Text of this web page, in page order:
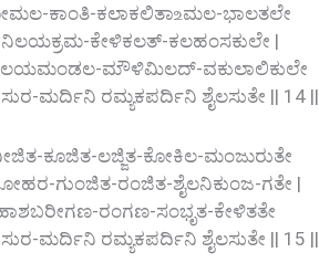
ಕಾಂತಿ-ಕಲಾಕಲಿತಾ‌உಮಲ-ಭಾಲತಲೇ
ಕೇಳಿಕಲತ್-ಕಲಹಂಸಕುಲೇ |
ಮೌಳಿಮಿಲದ್-ವಕುಲಾಲಿಕುಲೇ
ಮರ್ದಿನಿ ರಮ್ಯಕಪರ್ದಿನಿ ಶೈಲಸುತೇ || 14 ||
ಕೂಜಿತ-ಲಜ್ಜಿತ-ಕೋಕಿಲ-ಮಂಜುರುತೇ
ಗುಂಜಿತ-ರಂಜಿತ-ಶೈಲನಿಕುಂಜ-ಗತೇ |
ರಂಗಣ-ಸಂಭೃತ-ಕೇಳಿತತೇ
ಮರ್ದಿನಿ ರಮ್ಯಕಪರ್ದಿನಿ ಶೈಲಸುತೇ || 15 ||